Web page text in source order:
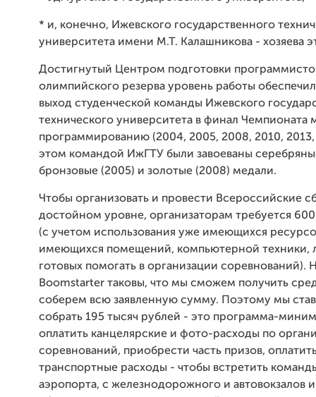
* и, конечно, Ижевского государственного
университета имени М.Т. Калашникова - хозяева
Достигнутый Центром подготовки
олимпийского резерва уровень работы
выход студенческой команды Ижевского
технического университета в финал Чемпионата
программированию (2004, 2005, 2008, 2010, 2013,
этом командой ИжГТУ были завоеваны
бронзовые (2005) и золотые (2008) медали.
Чтобы организовать и провести Всероссийские
достойном уровне, организаторам требуется
(с учетом использования уже имеющихся
имеющихся помещений, компьютерной техники,
готовых помогать в организации соревнований).
Boomstarter таковы, что мы сможем получить
соберем всю заявленную сумму. Поэтому мы
собрать 195 тысяч рублей - это программа-
оплатить канцелярские и фото-расходы по
соревнований, приобрести часть призов,
транспортные расходы - чтобы встретить
аэропорта, с железнодорожного и автовокзалов